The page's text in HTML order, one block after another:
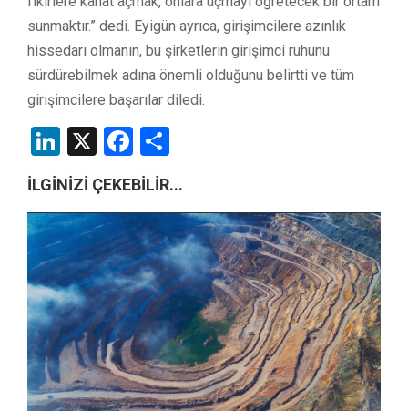
sunmaktır.” dedi. Eyigün ayrıca, girişimcilere azınlık
hissedarı olmanın, bu şirketlerin girişimci ruhunu
sürdürebilmek adına önemli olduğunu belirtti ve tüm
girişimcilere başarılar diledi.
LinkedIn
X Facebook
İLGİNİZİ ÇEKEBİLİR...